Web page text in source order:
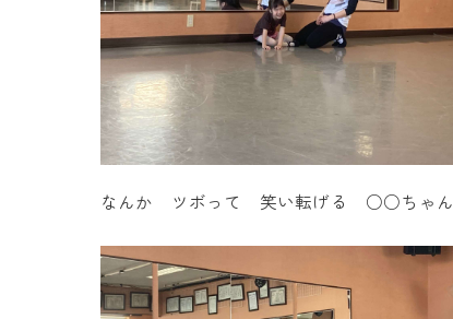
なんか ツボって 笑い転げる ○○ちゃん